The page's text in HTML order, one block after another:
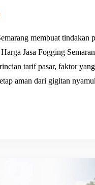
membuat tindakan
Jasa Fogging
tarif pasar, faktor
aman dari gigitan